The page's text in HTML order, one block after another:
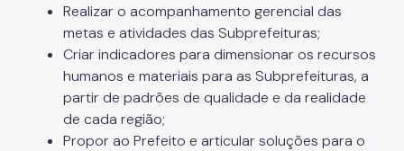
Realizar o acompanhamento gerencial das
metas e atividades das Subprefeituras;
Criar indicadores para dimensionar os recursos
humanos e materiais para as Subprefeituras, a
partir de padrões de qualidade e da realidade
de cada região;
Propor ao Prefeito e articular soluções para o